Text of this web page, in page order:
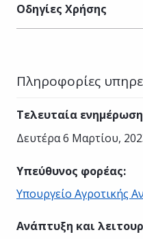
Οδηγίες Χρήσης
Πληροφορίες
Τελευταία ενημέρωση
Δευτέρα 6 Μαρτίου,
Υπεύθυνος φορέας:
Υπουργείο Αγροτικής
Ανάπτυξη και